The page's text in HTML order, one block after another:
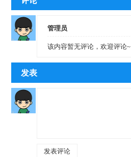
管理员
该内容暂无评论，欢迎评论~
发表